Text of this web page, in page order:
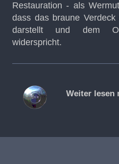
Restauration - als
dass das braune Verdeck
darstellt und dem
widerspricht.
Weiter